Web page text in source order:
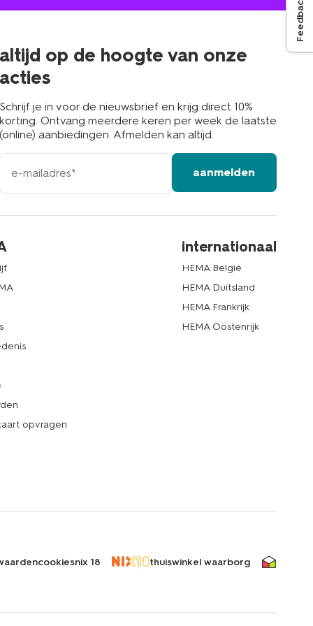
altijd op de hoogte van onze
acties
Schrijf je in voor de nieuwsbrief en krijg direct 10%
korting. Ontvang meerdere keren per week de laatste
(online) aanbiedingen. Afmelden kan altijd.
e-
mailadres
aanmelden
opvragen
internationaal
HEMA België
HEMA Duitsland
HEMA Frankrijk
HEMA Oostenrijk
cookiesnix 18 thuiswinkel waarborg
Feedback